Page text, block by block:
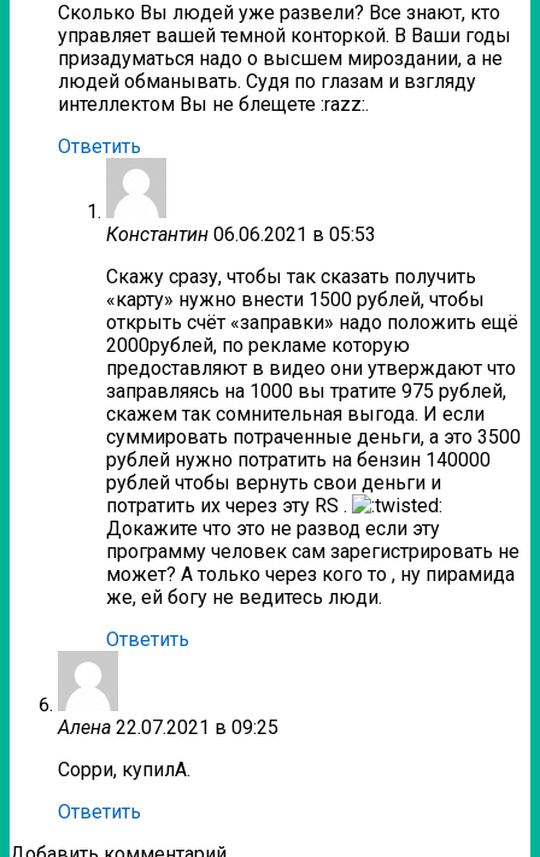
Сколько Вы людей уже развели? Все знают, кто
управляет вашей темной конторкой. В Ваши годы
призадуматься надо о высшем мироздании, а не
людей обманывать. Судя по глазам и взгляду
интеллектом Вы не блещете :razz:.
Ответить
Константин 06.06.2021 в 05:53
Скажу сразу, чтобы так сказать получить
«карту» нужно внести 1500 рублей, чтобы
открыть счёт «заправки» надо положить ещё
2000рублей, по рекламе которую
предоставляют в видео они утверждают что
заправляясь на 1000 вы тратите 975 рублей,
скажем так сомнительная выгода. И если
суммировать потраченные деньги, а это 3500
рублей нужно потратить на бензин 140000
рублей чтобы вернуть свои деньги и
потратить их через эту RS .
Докажите что это не развод если эту
программу человек сам зарегистрировать не
может? А только через кого то , ну пирамида
же, ей богу не ведитесь люди.
Ответить
Алена 22.07.2021 в 09:25
Сорри, купилА.
Ответить